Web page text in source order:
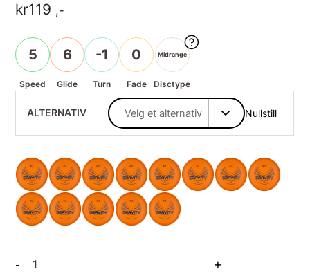
kr119 ,-
5
Speed
6
Glide
-1
Turn
0
Fade
Midrange
Disctype
ALTERNATIV Nullstill
-
Gravity
+